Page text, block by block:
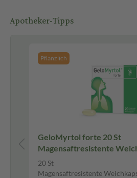
Apotheker-Tipps
Pflanzlich
GeloMyrtol forte 20 St
Magensaftresistente
20 St
Magensaftresistente